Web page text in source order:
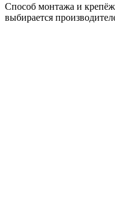
Способ монтажа и
выбирается